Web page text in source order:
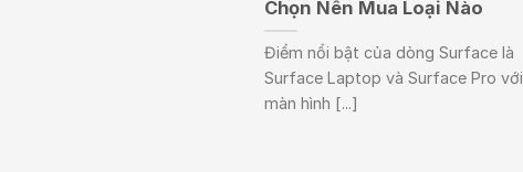
Chọn Nên Mua Loại Nào
Điểm nổi bật của dòng Surface là
Surface Laptop và Surface Pro với
màn hình [...]